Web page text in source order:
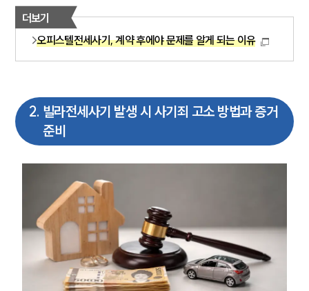
더보기
오피스텔전세사기, 계약 후에야 문제를 알게 되는 이유
2. 빌라전세사기 발생 시 사기죄 고소 방법과 증거
준비